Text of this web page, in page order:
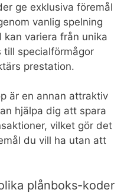
ge exklusiva föremål
vanlig spelning
kan variera från unika
till specialförmågor
prestation.
är en annan attraktiv
hjälpa dig att spara
vilket gör det
du vill ha utan att
plånboks-koder